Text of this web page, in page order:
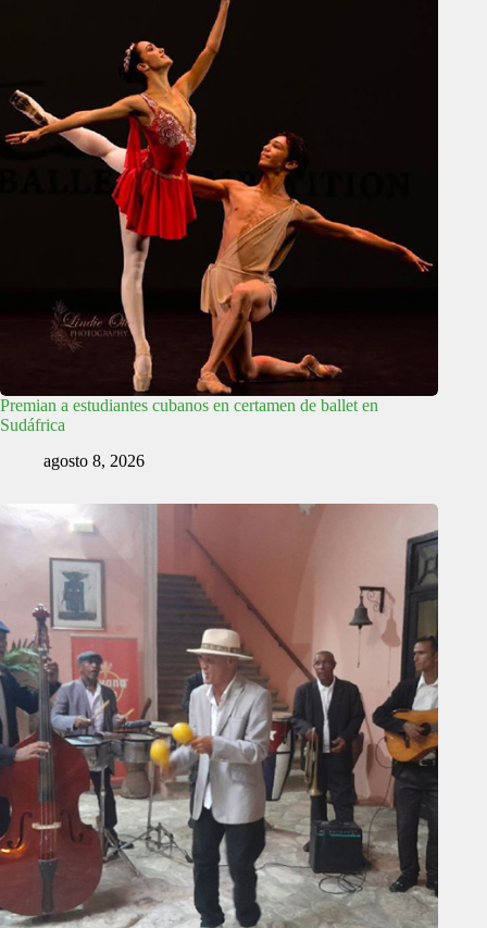
Premian a estudiantes cubanos en certamen de ballet en
Sudáfrica
agosto 8, 2026